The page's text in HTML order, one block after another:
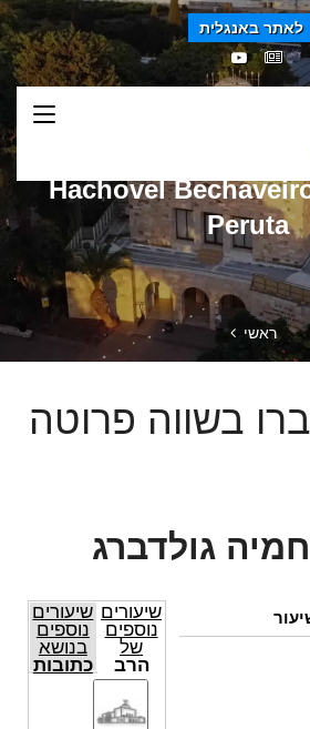
לאתר באנגלית
Hachovel
Peruta
ראשי
בשווה פרוטה
גולדברג
שיעורים
נוספים
של
הרב
זלמן
נחמיה
גולדברג
שיעורים
נוספים
בנושא
כתובות